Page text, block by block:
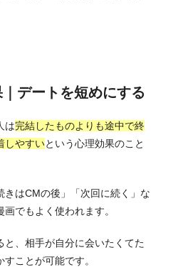
デートを短めにする
は完結したものよりも途中で終
しやすいという心理効果のこと
きはCMの後」「次回に続く」な
でもよく使われます。
と、相手が自分に会いたくてた
ことが可能です。